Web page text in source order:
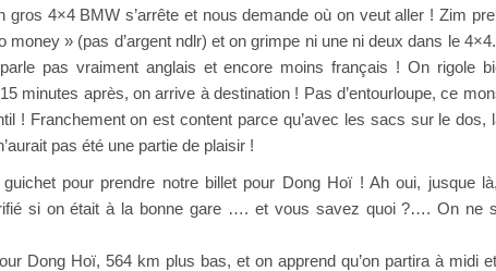
gros 4×4 BMW s’arrête et nous demande où on veut aller ! Zim
money » (pas d’argent ndlr) et on grimpe ni une ni deux dans le
pas vraiment anglais et encore moins français ! On rigole
minutes après, on arrive à destination ! Pas d’entourloupe, ce
! Franchement on est content parce qu’avec les sacs sur le dos,
pas été une partie de plaisir !
pour prendre notre billet pour Dong Hoï ! Ah oui, jusque
si on était à la bonne gare …. et vous savez quoi ?…. On ne
Dong Hoï, 564 km plus bas, et on apprend qu’on partira à midi